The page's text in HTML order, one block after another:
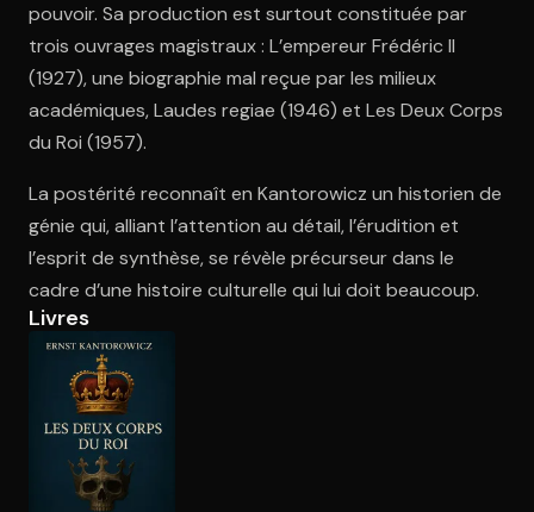
Ouvre l'app Appareil photo, pointe sur le code. C'est gratuit à
pouvoir. Sa production est surtout constituée par
trois ouvrages magistraux : L’empereur Frédéric II
(1927), une biographie mal reçue par les milieux
académiques, Laudes regiae (1946) et Les Deux Corps
du Roi (1957).
La postérité reconnaît en Kantorowicz un historien de
génie qui, alliant l’attention au détail, l’érudition et
l’esprit de synthèse, se révèle précurseur dans le
cadre d’une histoire culturelle qui lui doit beaucoup.
Livres